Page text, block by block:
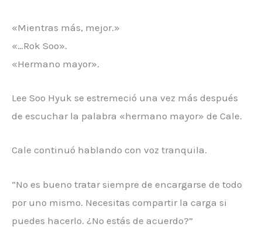
«Mientras más, mejor.»
«…Rok Soo».
«Hermano mayor».
Lee Soo Hyuk se estremeció una vez más después
de escuchar la palabra «hermano mayor» de Cale.
Cale continuó hablando con voz tranquila.
“No es bueno tratar siempre de encargarse de todo
por uno mismo. Necesitas compartir la carga si
puedes hacerlo. ¿No estás de acuerdo?”